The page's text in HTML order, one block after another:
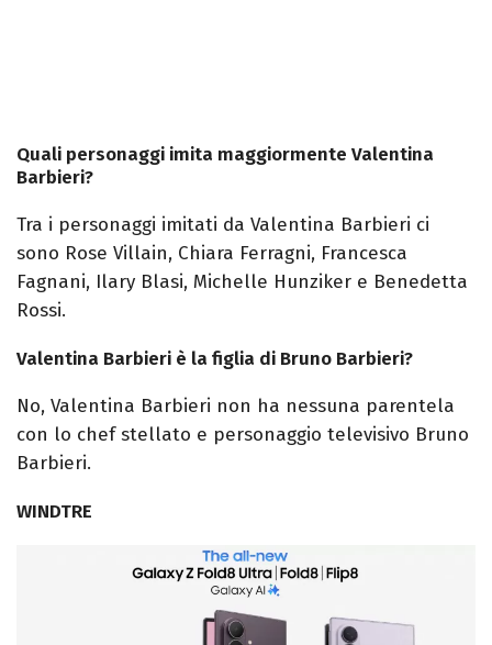
Quali personaggi imita maggiormente Valentina
Barbieri?
Tra i personaggi imitati da Valentina Barbieri ci
sono Rose Villain, Chiara Ferragni, Francesca
Fagnani, Ilary Blasi, Michelle Hunziker e Benedetta
Rossi.
Valentina Barbieri è la figlia di Bruno Barbieri?
No, Valentina Barbieri non ha nessuna parentela
con lo chef stellato e personaggio televisivo Bruno
Barbieri.
WINDTRE